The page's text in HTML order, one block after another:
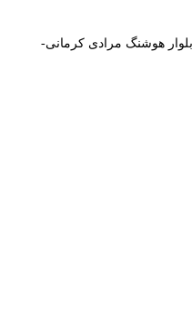
هوشنگ مرادی کرمانی-